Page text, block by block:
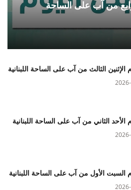
من آب على الساحة
الإثنين الثالث من آب على الساحة اللبنانية
الأحد الثاني من آب على الساحة اللبنانية
السبت الأول من آب على الساحة اللبنانية